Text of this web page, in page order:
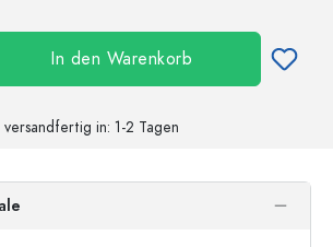
In den Warenkorb
versandfertig in: 1-2 Tagen